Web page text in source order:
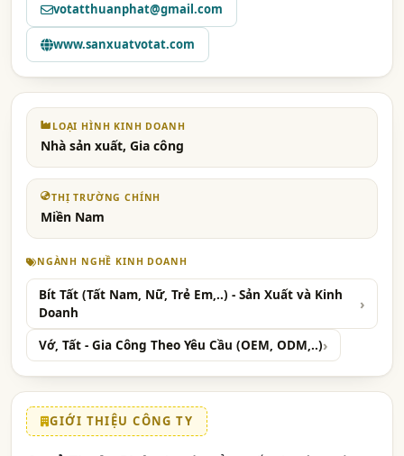
votatthuanphat@gmail.com
www.sanxuatvotat.com
LOẠI HÌNH KINH DOANH
Nhà sản xuất, Gia công
THỊ TRƯỜNG CHÍNH
Miền Nam
NGÀNH NGHỀ KINH DOANH
Bít Tất (Tất Nam, Nữ, Trẻ Em,..) - Sản Xuất và Kinh
Doanh
Vớ, Tất - Gia Công Theo Yêu Cầu (OEM, ODM,..)
GIỚI THIỆU CÔNG TY